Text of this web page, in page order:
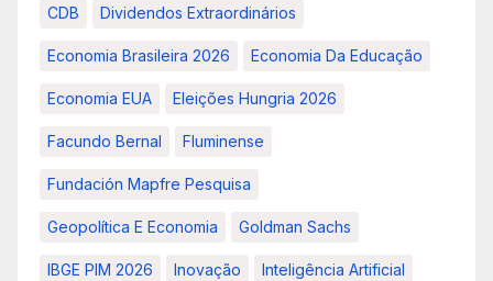
CDB Dividendos Extraordinários
Economia Brasileira 2026 Economia Da Educação
Economia EUA Eleições Hungria 2026
Facundo Bernal Fluminense
Fundación Mapfre Pesquisa
Geopolítica E Economia Goldman Sachs
IBGE PIM 2026 Inovação Inteligência Artificial